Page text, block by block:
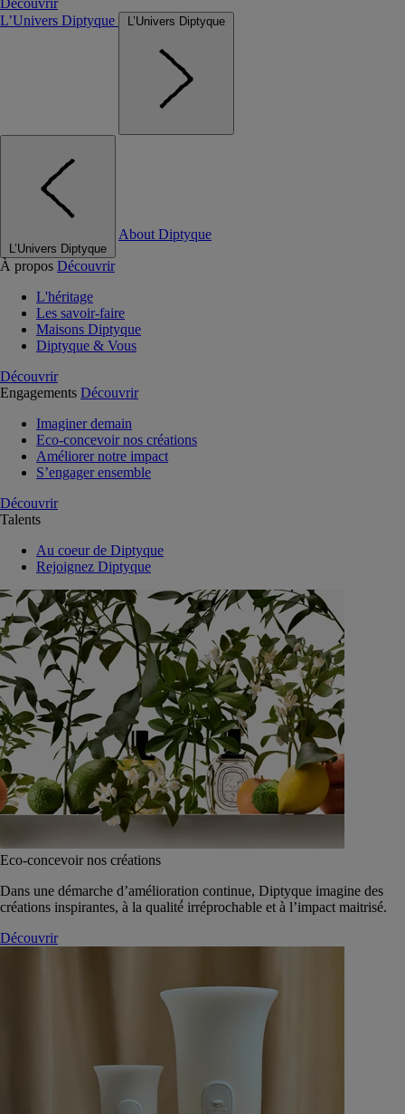
L’Univers Diptyque
L’Univers Diptyque
L’Univers Diptyque
About Diptyque
À propos Découvrir
L'héritage
Les savoir-faire
Maisons Diptyque
Diptyque & Vous
Découvrir
Engagements Découvrir
Imaginer demain
Eco-concevoir nos créations
Améliorer notre impact
S’engager ensemble
Découvrir
Talents
Au coeur de Diptyque
Rejoignez Diptyque
Eco-concevoir nos créations
Dans une démarche d’amélioration continue, Diptyque imagine des
créations inspirantes, à la qualité́ irréprochable et à l’impact maitrisé.
Découvrir